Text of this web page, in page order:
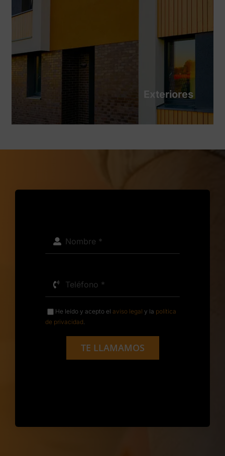
Exteriores
He leído y acepto el aviso legal y la política
de privacidad.
TE LLAMAMOS